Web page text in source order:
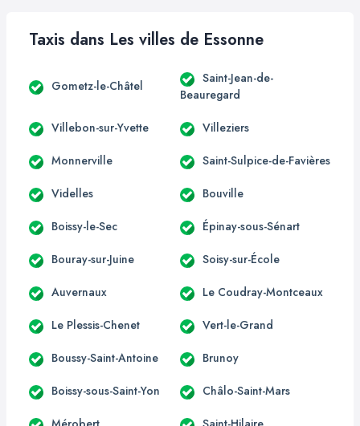
Taxis dans Les villes de Essonne
Gometz-le-Châtel
Saint-Jean-de-
Beauregard
Villebon-sur-Yvette Villeziers
Monnerville Saint-Sulpice-de-Favières
Videlles Bouville
Boissy-le-Sec Épinay-sous-Sénart
Bouray-sur-Juine Soisy-sur-École
Auvernaux Le Coudray-Montceaux
Le Plessis-Chenet Vert-le-Grand
Boussy-Saint-Antoine Brunoy
Boissy-sous-Saint-Yon Châlo-Saint-Mars